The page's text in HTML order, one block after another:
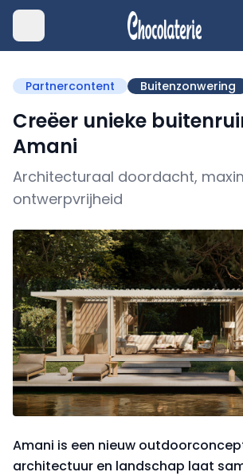
Partnercontent Buitenzonwering
Creëer unieke
Amani
Architecturaal doordacht,
ontwerpvrijheid
Amani is een nieuw
architectuur en landschap laat